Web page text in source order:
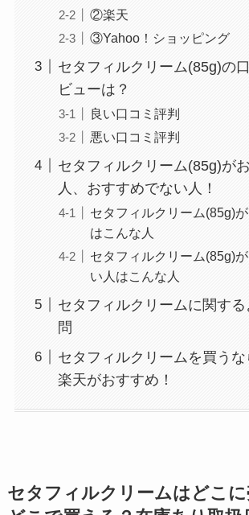
②楽天
③Yahoo！ショッピング
セタフィルクリーム(85g)の
ビューは？
良い口コミ評判
悪い口コミ評判
セタフィルクリーム(85g)が
人、おすすめでない人！
セタフィルクリーム(85g)
はこんな人
セタフィルクリーム(85g)
い人はこんな人
セタフィルクリームに関す
問
セタフィルクリームを買う
楽天がおすすめ！
セタフィルクリームはどこに